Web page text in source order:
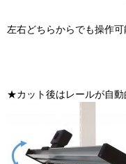
左右どちらからでも操作可
★カット後はレールが自動